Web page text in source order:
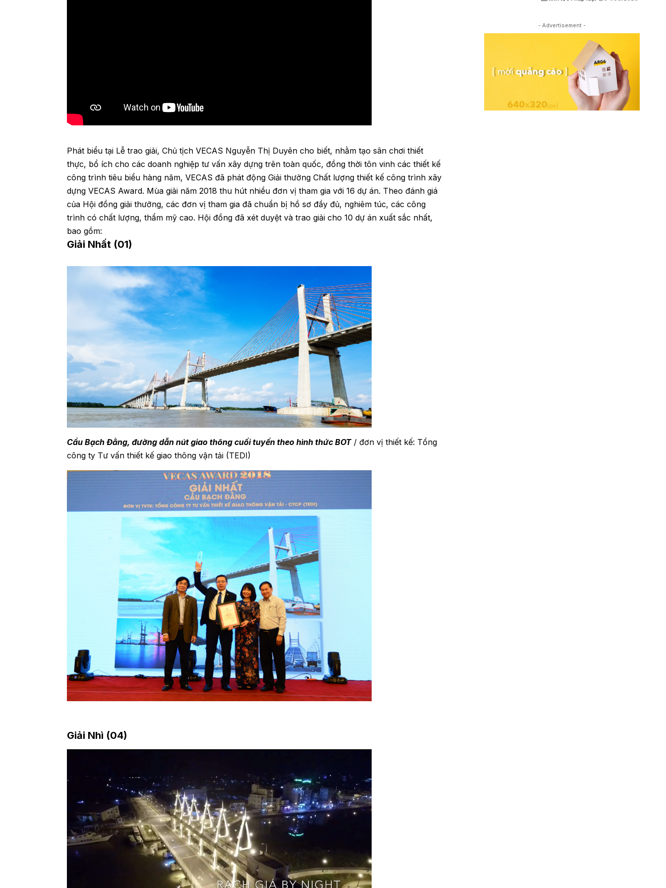
Phát biểu tại Lễ trao giải, Chủ tịch VECAS Nguyễn Thị Duyên cho biết, nhằm tạo sân chơi thiết
thực, bổ ích cho các doanh nghiệp tư vấn xây dựng trên toàn quốc, đồng thời tôn vinh các thiết kế
công trình tiêu biểu hàng năm, VECAS đã phát động Giải thưởng Chất lượng thiết kế công trình xây
dựng VECAS Award. Mùa giải năm 2018 thu hút nhiều đơn vị tham gia với 16 dự án. Theo đánh giá
của Hội đồng giải thưởng, các đơn vị tham gia đã chuẩn bị hồ sơ đầy đủ, nghiêm túc, các công
trình có chất lượng, thẩm mỹ cao. Hội đồng đã xét duyệt và trao giải cho 10 dự án xuất sắc nhất,
bao gồm:
Giải Nhất (01)
Cầu Bạch Đằng, đường dẫn nút giao thông cuối tuyến theo hình thức BOT/ đơn vị thiết kế: Tổng
công ty Tư vấn thiết kế giao thông vận tải (TEDI)
Giải Nhì (04)
- Advertisement -